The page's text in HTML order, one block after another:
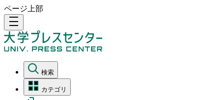
ページ上部
density_medium
検索
カテゴリ